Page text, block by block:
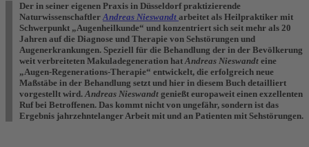
Der in seiner eigenen Praxis in Düsseldorf praktizierende
NaturwissenschaftlerAndreas Nieswandt arbeitet als Heilpraktiker mit
Schwerpunkt „Augenheilkunde“ und konzentriert sich seit mehr als 20
Jahren auf die Diagnose und Therapie von Sehstörungen und
Augenerkrankungen. Speziell für die Behandlung der in der Bevölkerung
weit verbreiteten Makuladegeneration hatAndreas Nieswandt eine
„Augen-Regenerations-Therapie“ entwickelt, die erfolgreich neue
Maßstäbe in der Behandlung setzt und hier in diesem Buch detailliert
vorgestellt wird.Andreas Nieswandt genießt europaweit einen exzellenten
Ruf bei Betroffenen. Das kommt nicht von ungefähr, sondern ist das
Ergebnis jahrzehntelanger Arbeit mit und an Patienten mit Sehstörungen.